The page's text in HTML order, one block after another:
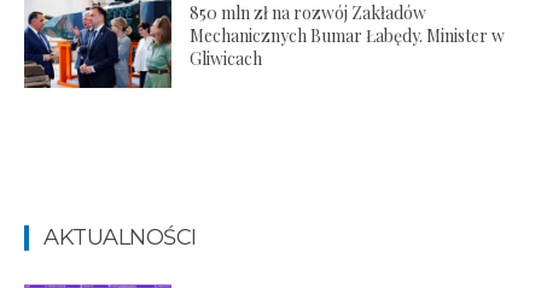
850 mln zł na rozwój Zakładów
Mechanicznych Bumar Łabędy. Minister w
Gliwicach
AKTUALNOŚCI